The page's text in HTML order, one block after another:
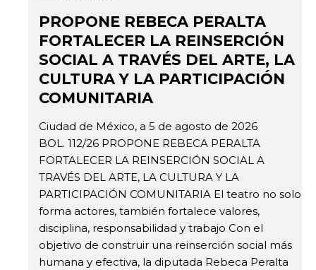
PROPONE REBECA PERALTA
FORTALECER LA REINSERCIÓN
SOCIAL A TRAVÉS DEL ARTE, LA
CULTURA Y LA PARTICIPACIÓN
COMUNITARIA
Ciudad de México, a 5 de agosto de 2026
BOL. 112/26 PROPONE REBECA PERALTA
FORTALECER LA REINSERCIÓN SOCIAL A
TRAVÉS DEL ARTE, LA CULTURA Y LA
PARTICIPACIÓN COMUNITARIA El teatro no solo
forma actores, también fortalece valores,
disciplina, responsabilidad y trabajo Con el
objetivo de construir una reinserción social más
humana y efectiva, la diputada Rebeca Peralta